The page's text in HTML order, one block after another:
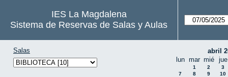
IES La Magdalena
Sistema de Reservas de Salas y Aulas
Salas
abril
lun mar mié jue
1 2
3
7
8 9
10